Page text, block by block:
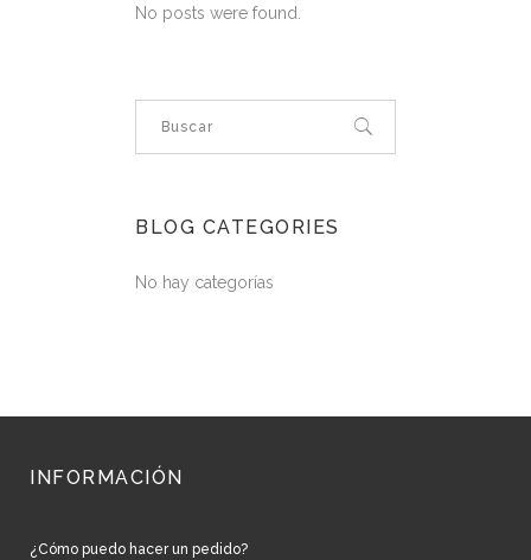
No posts were found.
BLOG CATEGORIES
No hay categorías
INFORMACIÓN
¿Cómo puedo hacer un pedido?